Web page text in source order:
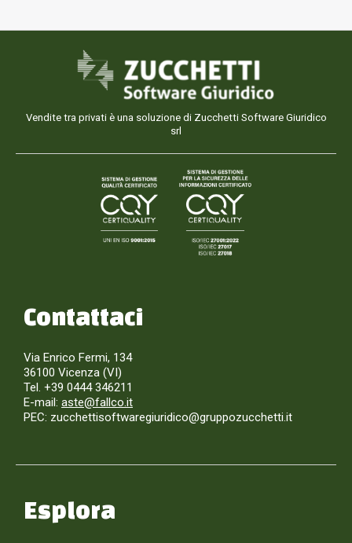
Vendite tra privati è una soluzione di Zucchetti Software Giuridico
srl
Contattaci
Via Enrico Fermi, 134
36100 Vicenza (VI)
Tel. +39 0444 346211
E-mail: aste@fallco.it
PEC: zucchettisoftwaregiuridico@gruppozucchetti.it
Esplora